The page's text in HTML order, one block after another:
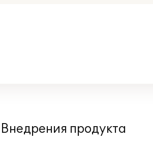
Внедрения продукта